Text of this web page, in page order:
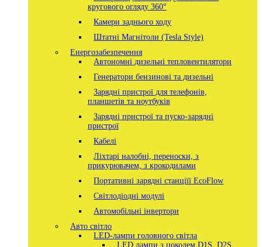
кругового огляду 360°
Камери заднього ходу
Штатні Магнітоли (Tesla Style)
Енергозабезпечення
Автономні дизельні тепловентилятори
Генератори бензинові та дизельні
Зарядні пристрої для телефонів,
планшетів та ноутбуків
Зарядні пристрої та пуско-зарядні
пристрої
Кабелі
Ліхтарі налобні, переноски, з
прикурювачем, з крокодилами
Портативні зарядні станціїї EcoFlow
Світлодіодні модулі
Автомобільні інвертори
Авто світло
LED-лампи головного світла
LED лампи з цоколем D1S, D2S,